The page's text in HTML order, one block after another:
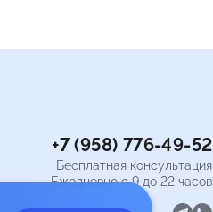
+7 (958) 776-49-52
Бесплатная консультация
Ежедневно с 9 до 22 часов